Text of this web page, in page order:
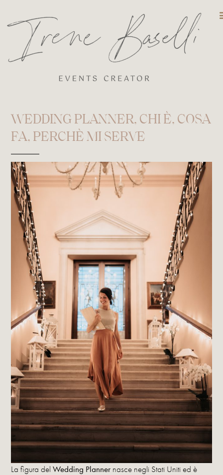
WEDDING PLANNER, CHI È, COSA
FA, PERCHÈ MI SERVE
La figura delWedding Planner nasce negli Stati Uniti ed è